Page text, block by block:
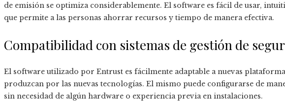
de emisión se optimiza considerablemente. El software es fácil de usar,
que permite a las personas ahorrar recursos y tiempo de manera efectiva.
Compatibilidad con sistemas de gestión de
El software utilizado por Entrust es fácilmente adaptable a nuevas
produzcan por las nuevas tecnologías. El mismo puede configurarse de
sin necesidad de algún hardware o experiencia previa en instalaciones.